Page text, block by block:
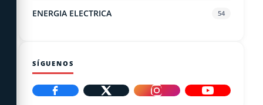
ENERGIA ELECTRICA 54
SÍGUENOS